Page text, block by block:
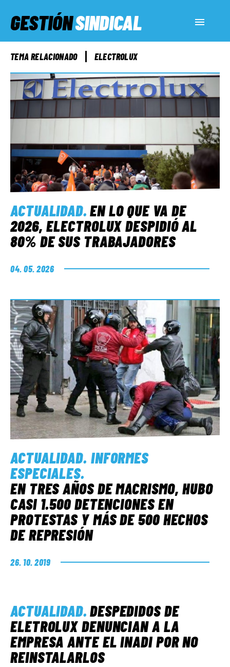
GESTIÓNSINDICAL
ACTUALIDAD
SERVICIOS SOCIALES
INFORMES ESPECIALES
FUERA DE MEGÁFONO
EL LADO «G»
TEMA RELACIONADO ELECTROLUX
ACTUALIDAD.EN LO QUE VA DE
2026, ELECTROLUX DESPIDIÓ AL
80% DE SUS TRABAJADORES
04. 05. 2026
ACTUALIDAD. INFORMES
ESPECIALES.
EN TRES AÑOS DE MACRISMO, HUBO
CASI 1.500 DETENCIONES EN
PROTESTAS Y MÁS DE 500 HECHOS
DE REPRESIÓN
26. 10. 2019
ACTUALIDAD.DESPEDIDOS DE
ELETROLUX DENUNCIAN A LA
EMPRESA ANTE EL INADI POR NO
REINSTALARLOS